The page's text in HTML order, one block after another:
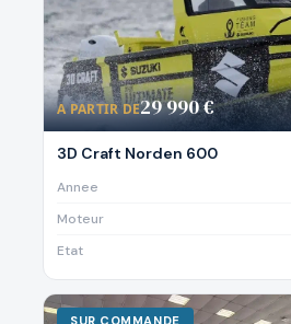
A PARTIR DE29 990 €
3D Craft Norden 600
Annee
Moteur
Etat
SUR COMMANDE